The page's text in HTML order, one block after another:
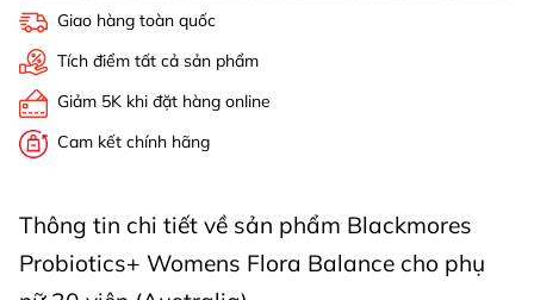
Giao hàng toàn quốc
Tích điểm tất cả sản phẩm
Giảm 5K khi đặt hàng online
Cam kết chính hãng
Thông tin chi tiết về sản phẩm Blackmores
Probiotics+ Womens Flora Balance cho phụ